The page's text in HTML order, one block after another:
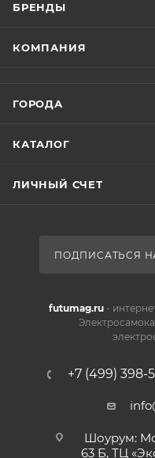
БРЕНДЫ
КОМПАНИЯ
ГОРОДА
КАТАЛОГ
ЛИЧНЫЙ СЧЕТ
ПОДПИСАТЬСЯ
futumag.ru-
+7 (499) 398-
Шоурум:
63 Б, ТЦ